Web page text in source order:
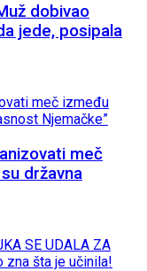
dobivao
jede, posipala
meč
državna